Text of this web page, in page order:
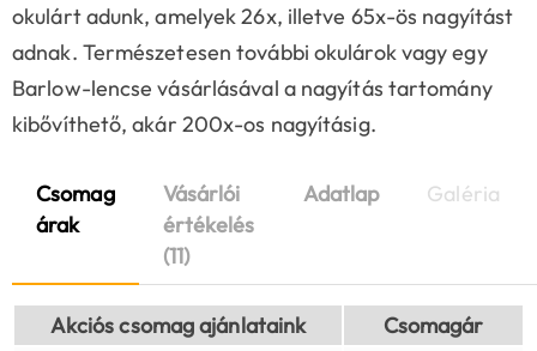
okulárt adunk, amelyek 26x, illetve 65x-ös nagyítást
adnak. Természetesen további okulárok vagy egy
Barlow-lencse vásárlásával a nagyítás tartomány
kibővíthető, akár 200x-os nagyításig.
Csomag
árak
Vásárlói
értékelés
(11)
Adatlap Galéria
Akciós csomag ajánlataink
Csomagár